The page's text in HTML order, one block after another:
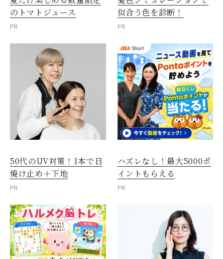
のトマトジュース
PR
似合う色を診断！
PR
50代のUV対策！1本で日
焼け止め＋下地
PR
ハズレなし！最大5000ポ
イントもらえる
PR